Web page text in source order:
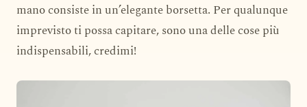
mano consiste in un’elegante borsetta. Per qualunque
imprevisto ti possa capitare, sono una delle cose più
indispensabili, credimi!